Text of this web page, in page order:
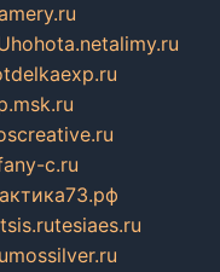
hohota.netalimy.ru
c.ru
tesiaes.ru
mossilver.ru